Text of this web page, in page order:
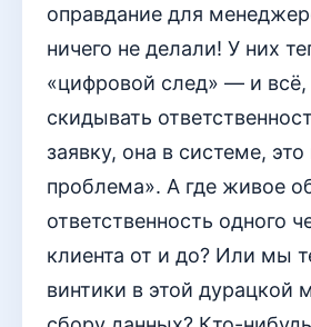
оправдание для
ничего не делали! У них
«цифровой след» — и
скидывать
заявку, она в системе,
проблема». А где живое
ответственность одного
клиента от и до? Или мы
винтики в этой дурацкой